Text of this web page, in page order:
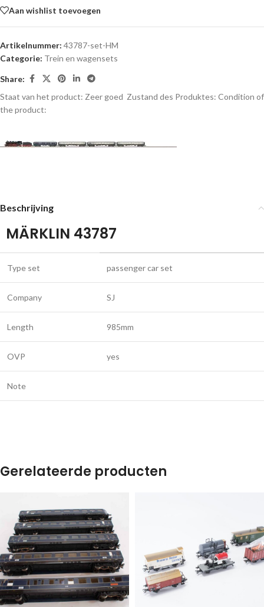
Aan wishlist toevoegen
Artikelnummer: 43787-set-HM
Categorie: Trein en wagensets
Share:
Staat van het product: Zeer goed Zustand des Produktes: Condition of
the product:
Beschrijving
MÄRKLIN 43787
Type set passenger car set
Company SJ
Length 985mm
OVP yes
Note
Gerelateerde producten